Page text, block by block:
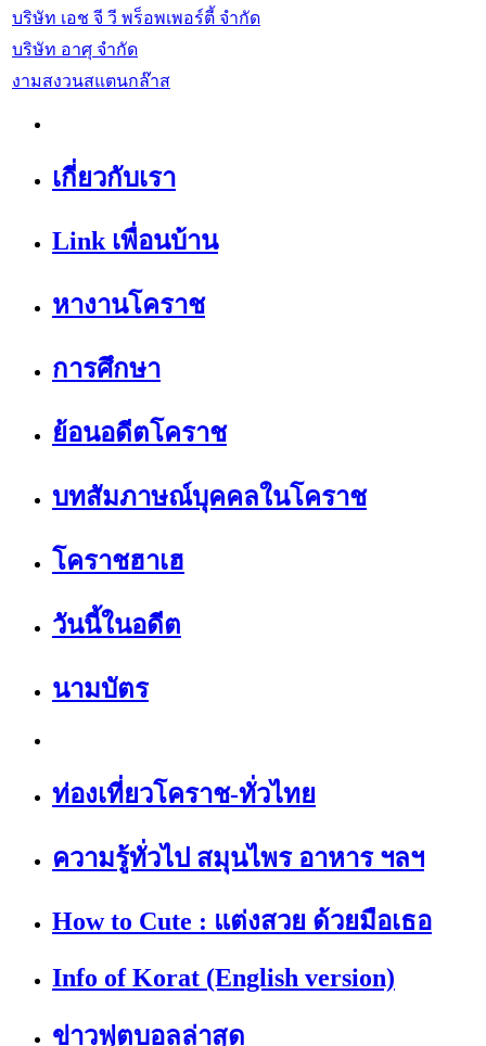
บริษัท เอช จี วี พร็อพเพอร์ตี้ จำกัด‎
บริษัท อาศุ จำกัด‎
งามสงวนสแตนกล๊าส
เกี่ยวกับเรา
Link เพื่อนบ้าน
หางานโคราช
การศึกษา
ย้อนอดีตโคราช
บทสัมภาษณ์บุคคลในโคราช
โคราชฮาเฮ
วันนี้ในอดีต
นามบัตร
ท่องเที่ยวโคราช-ทั่วไทย
ความรู้ทั่วไป สมุนไพร อาหาร ฯลฯ
How to Cute : แต่งสวย ด้วยมือเธอ
Info of Korat (English version)
ข่าวฟุตบอลล่าสุด